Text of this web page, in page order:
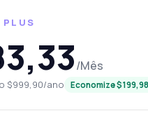
PLUS
/Mês
$999,90/ano Economize